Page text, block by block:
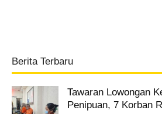
Berita Terbaru
Tawaran Lowongan
Penipuan, 7 Korban